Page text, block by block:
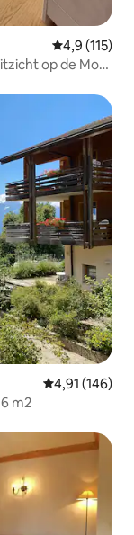
Gemiddelde
4,9 (115)
op de Mont
Gemiddelde
4,91 (146)
m2